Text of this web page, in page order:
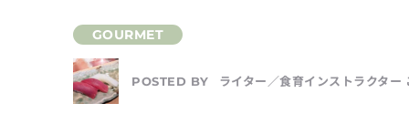
POSTED BY ライター／食育インストラクター